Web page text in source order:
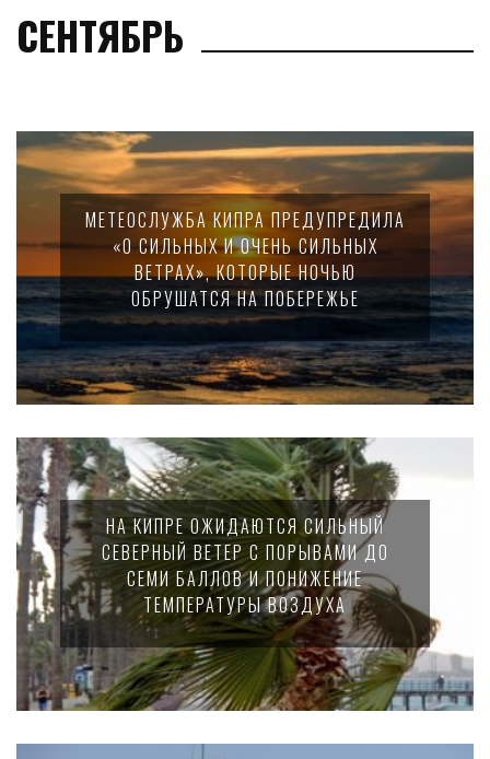
СЕНТЯБРЬ
МЕТЕОСЛУЖБА КИПРА ПРЕДУПРЕДИЛА
«О СИЛЬНЫХ И ОЧЕНЬ СИЛЬНЫХ
ВЕТРАХ», КОТОРЫЕ НОЧЬЮ
ОБРУШАТСЯ НА ПОБЕРЕЖЬЕ
НА КИПРЕ ОЖИДАЮТСЯ СИЛЬНЫЙ
СЕВЕРНЫЙ ВЕТЕР С ПОРЫВАМИ ДО
СЕМИ БАЛЛОВ И ПОНИЖЕНИЕ
ТЕМПЕРАТУРЫ ВОЗДУХА